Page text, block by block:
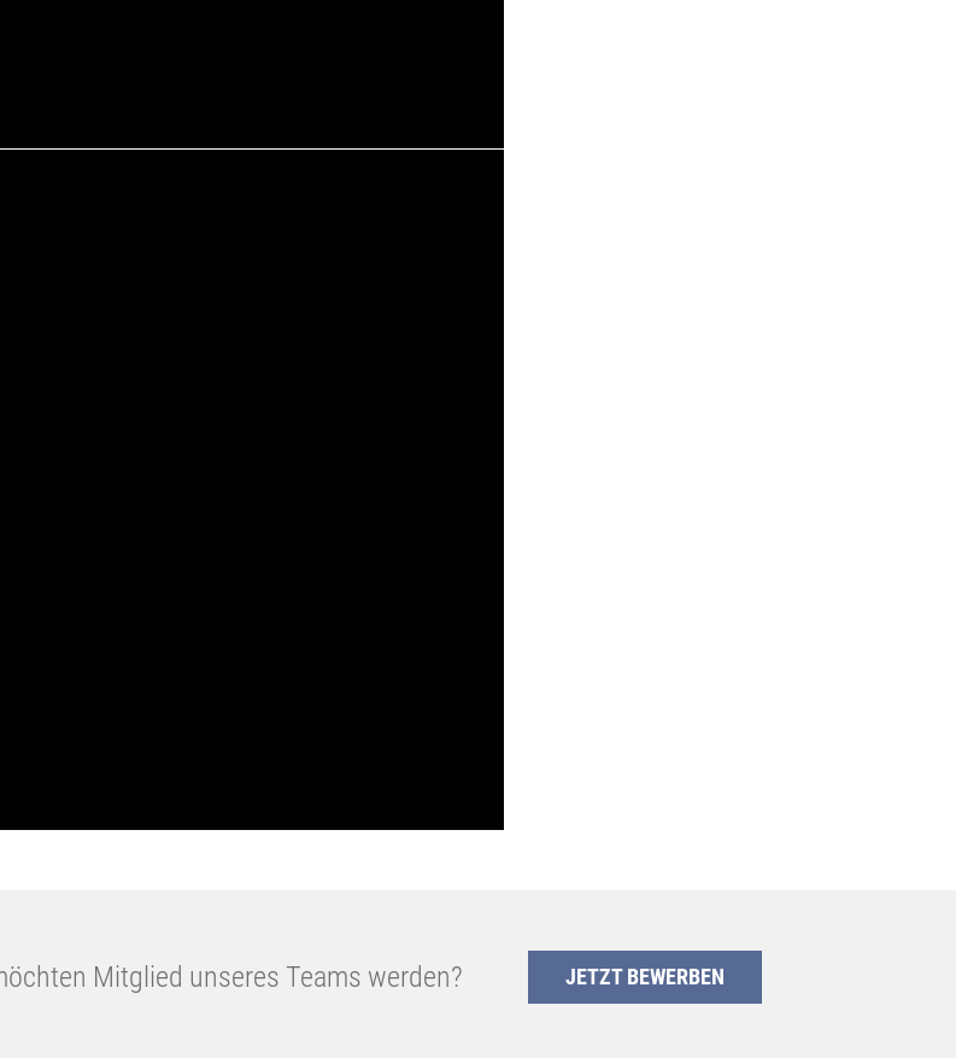
Mitglied unseres Teams werden? JETZT BEWERBEN